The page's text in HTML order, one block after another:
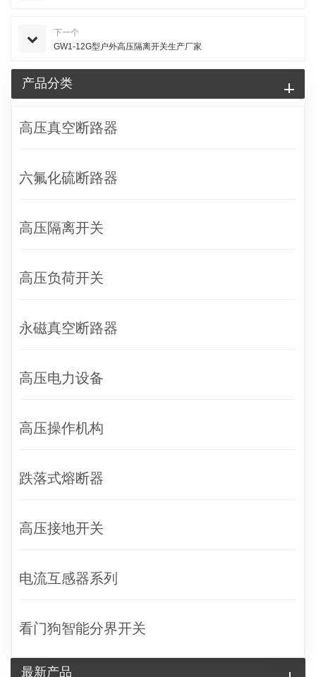
下一个
GW1-12G型户外高压隔离开关生产厂家
产品分类
高压真空断路器
六氟化硫断路器
高压隔离开关
高压负荷开关
永磁真空断路器
高压电力设备
高压操作机构
跌落式熔断器
高压接地开关
电流互感器系列
看门狗智能分界开关
最新产品